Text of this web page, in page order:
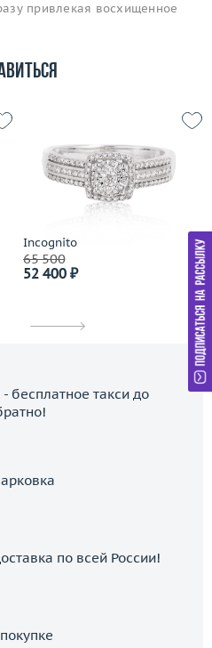
привлекая восхищенное
Incognito
65 500
52 400 ₽
бесплатное такси до
по всей России!